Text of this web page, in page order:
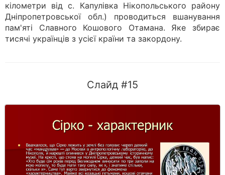
кілометри від с. Капулівка Нікопольського району
Дніпропетровської обл.) проводиться вшанування
пам'яті Славного Кошового Отамана. Яке збирає
тисячі українців з усієї країни та закордону.
Слайд #15